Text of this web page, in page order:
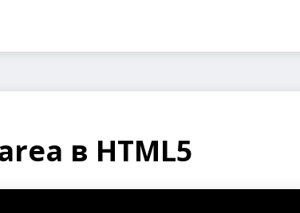
в HTML5